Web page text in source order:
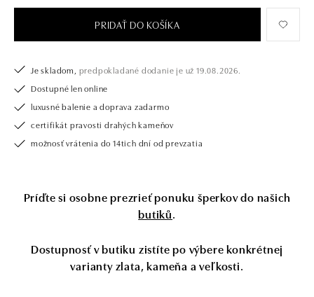
drahých kameňov už takmer 30 rokov. Každý šperk je tak originál a je
tiež opatrený certifikátom pravosti a dodaný v luxusnom balení. Či už
PRIDAŤ DO KOŠÍKA
Je skladom, predpokladané dodanie je už 19.08.2026.
Dostupné len online
luxusné balenie a doprava zadarmo
certifikát pravosti drahých kameňov
možnosť vrátenia do 14tich dní od prevzatia
Príďte si osobne prezrieť ponuku šperkov do našich
butiků.
Dostupnosť v butiku zistíte po výbere konkrétnej
varianty zlata, kameňa a veľkosti.